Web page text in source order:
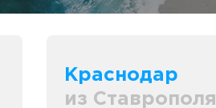
Краснодар
из Ставрополя